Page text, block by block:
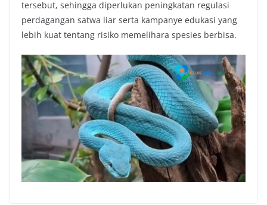
tersebut, sehingga diperlukan peningkatan regulasi
perdagangan satwa liar serta kampanye edukasi yang
lebih kuat tentang risiko memelihara spesies berbisa.